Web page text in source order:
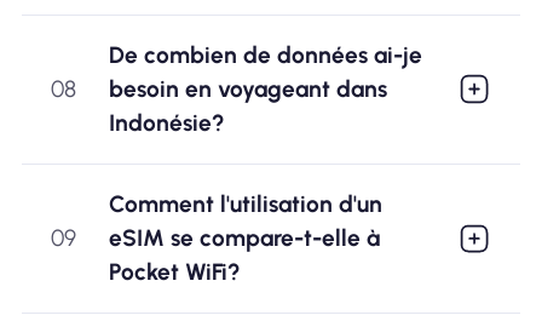
08
De combien de données ai-je
besoin en voyageant dans
Indonésie?
09
Comment l'utilisation d'un
eSIM se compare-t-elle à
Pocket WiFi?